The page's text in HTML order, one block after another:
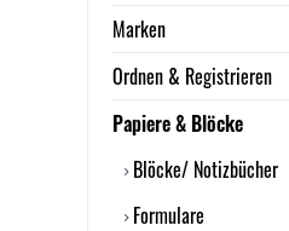
Marken
Ordnen & Registrieren
Papiere & Blöcke
Blöcke/ Notizbücher
Formulare